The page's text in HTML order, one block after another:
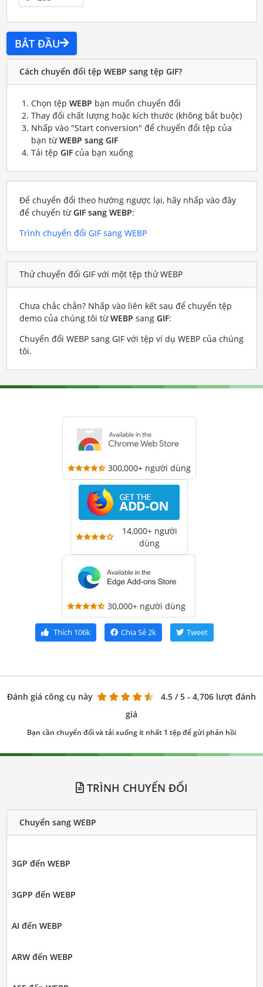
BẮT ĐẦU
Cách chuyển đổi tệp WEBP sang tệp GIF?
Chọn tệp WEBP bạn muốn chuyển đổi
Thay đổi chất lượng hoặc kích thước (không bắt buộc)
Nhấp vào "Start conversion" để chuyển đổi tệp của
bạn từWEBP sang GIF
Tải tệp GIFcủa bạn xuống
Để chuyển đổi theo hướng ngược lại, hãy nhấp vào đây
để chuyển từGIF sang WEBP:
Trình chuyển đổi GIF sang WEBP
Thử chuyển đổi GIF với một tệp thử WEBP
Chưa chắc chắn? Nhấp vào liên kết sau để chuyển tệp
demo của chúng tôi từWEBP sang GIF:
Chuyển đổi WEBP sang GIF với tệp ví dụ WEBP của chúng
tôi.
300,000+ người dùng
14,000+ người
dùng
30,000+ người dùng
Thích 106k Chia Sẻ2k Tweet
Đánh giá công cụ này 4.5 / 5 - 4,706 lượt đánh
giá
Bạn cần chuyển đổi và tải xuống ít nhất 1 tệp để gửi phản hồi
TRÌNH CHUYỂN ĐỔI
Chuyển sang WEBP
3GP đến WEBP
3GPP đến WEBP
AI đến WEBP
ARW đến WEBP